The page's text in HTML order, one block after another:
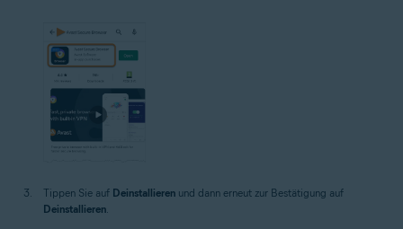
Tippen Sie auf Deinstallieren und dann erneut zur Bestätigung auf
Deinstallieren